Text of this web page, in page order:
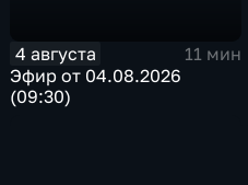
4 августа
11 мин
Эфир от 04.08.2026
(09:30)